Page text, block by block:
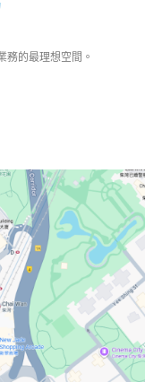
務的最理想空間。